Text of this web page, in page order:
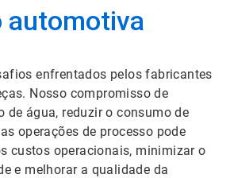
automotiva
enfrentados pelos fabricantes
Nosso compromisso de
de água, reduzir o consumo de
operações de processo pode
custos operacionais, minimizar o
e melhorar a qualidade da